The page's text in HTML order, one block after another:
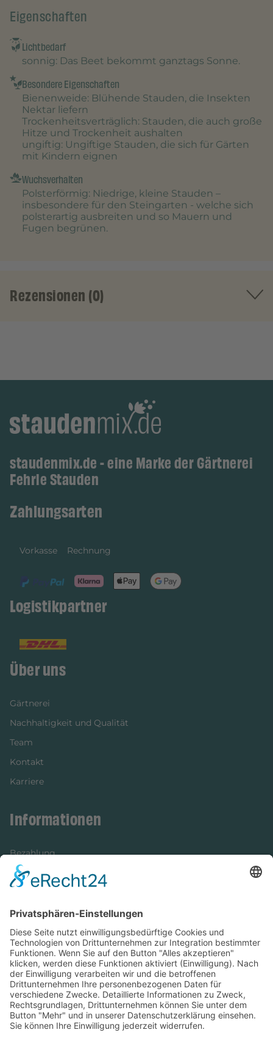
Eigenschaften
Lichtbedarf
sonnig: Das Beet bekommt ganztags Sonne.
Besondere Eigenschaften
Bienenweide: Blühende Stauden, die Insekten
Nektar liefern
Trockenheitsverträglich: Stauden, die auch große
Hitze und Trockenheit aushalten
ungiftig: Ungiftige Stauden, die sich für Gärten
mit Kindern eignen
Wuchsverhalten
Polsterförmig: Niedrige, kleine Stauden –
insbesondere für den Steingarten - welche sich
polsterartig ausbreiten und so Mauern und
Fugen begrünen.
Rezensionen (0)
staudenmix.de - eine Marke der Gärtnerei
Fehrle Stauden
Zahlungsarten
Vorkasse Rechnung
Logistikpartner
Über uns
Gärtnerei
Nachhaltigkeit und Qualität
Team
Kontakt
Karriere
Informationen
Bezahlung
Newsletter
Versandinformationen
Verfügbarkeit/Verträglichkeit
Rechtliches
Widerrufsrecht und Widerrufsformular
Impressum
Datenschutzerklärung